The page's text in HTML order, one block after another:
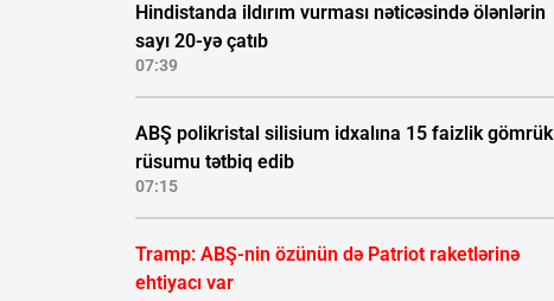
Hindistanda ildırım vurması nəticəsində ölənlərin
sayı 20-yə çatıb
07:39
ABŞ polikristal silisium idxalına 15 faizlik gömrük
rüsumu tətbiq edib
07:15
Tramp: ABŞ-nin özünün də Patriot raketlərinə
ehtiyacı var